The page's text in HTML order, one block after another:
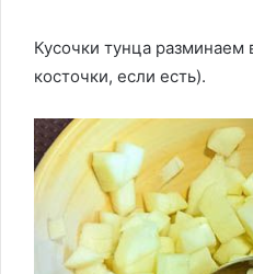
Кусочки тунца разминаем
косточки, если есть).